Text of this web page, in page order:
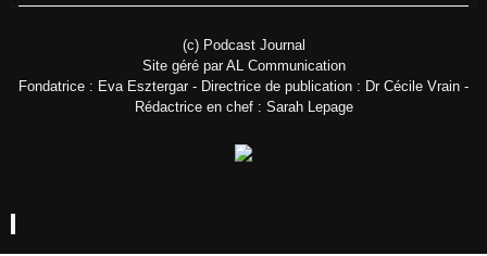
(c) Podcast Journal
Site géré par AL Communication
Fondatrice : Eva Esztergar - Directrice de publication : Dr Cécile Vrain -
Rédactrice en chef : Sarah Lepage